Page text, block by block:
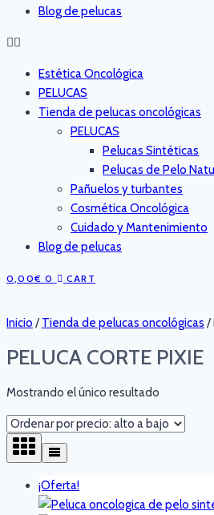
Blog de pelucas
Estética Oncológica
PELUCAS
Tienda de pelucas oncológicas
PELUCAS
Pelucas Sintéticas
Pelucas de Pelo
Pañuelos y turbantes
Cosmética Oncológica
Cuidado y Mantenimiento
Blog de pelucas
0,00€ 0 CART
Inicio / Tienda de pelucas oncológicas /
PELUCA CORTE PIXIE
Mostrando el único resultado
¡Oferta!